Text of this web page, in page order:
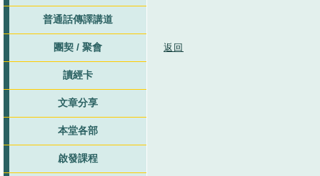
普通話傳譯講道
團契 / 聚會
讀經卡
文章分享
本堂各部
啟發課程
返回